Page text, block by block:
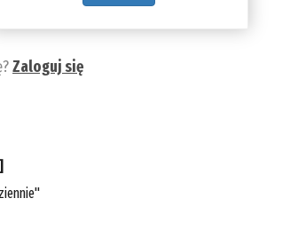
Zaloguj się